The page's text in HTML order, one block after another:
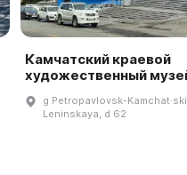
Камчатский краевой
художественный
g Petropavlovsk-
Leninskaya, d 62